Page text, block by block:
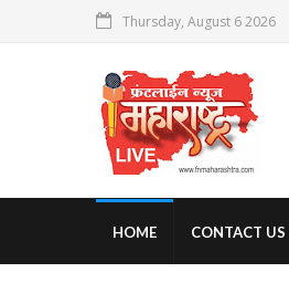
Thursday, August 6 2026
HOME CONTACT US